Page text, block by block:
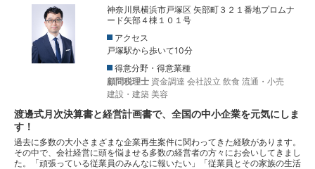
神奈川県横浜市戸塚区 矢部町３２１番地プロムナ
ード矢部４棟１０１号
アクセス
戸塚駅から歩いて10分
得意分野・得意業種
顧問税理士 資金調達 会社設立 飲食 流通・小売
建設・建築 美容
渡邊式月次決算書と経営計画書で、全国の中小企業を元気にしま
す！
過去に多数の大小さまざまな企業再生案件に関わってきた経験があります。
その中で、会社経営に頭を悩ませる多数の経営者の方々にお会いしてきまし
た。「頑張っている従業員のみんなに報いたい」「従業員とその家族の生活